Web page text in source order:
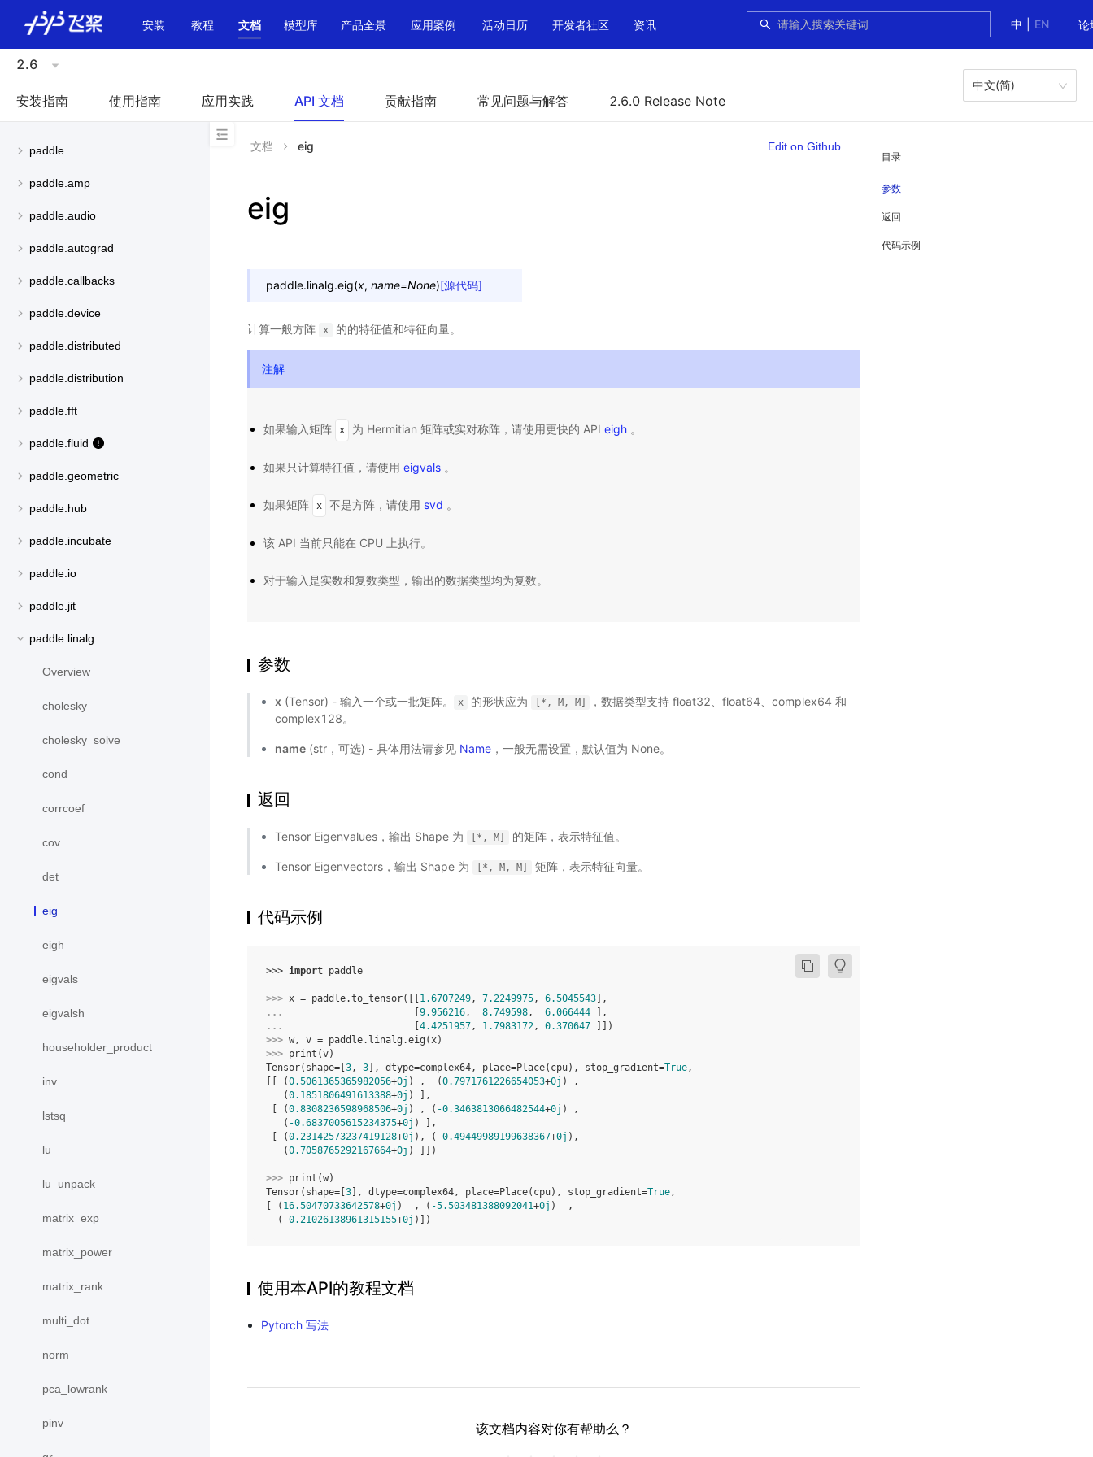
中
EN 论
安装 教程 文档 模型库 产品全景 应用案例 活动日历 开发者社区 资讯
2.6
安装指南 使用指南 应用实践 API 文档 贡献指南 常见问题与解答 2.6.0 Release Note
中文(简)
paddle
paddle.amp
paddle.audio
paddle.autograd
paddle.callbacks
paddle.device
paddle.distributed
paddle.distribution
paddle.fft
paddle.fluid
paddle.geometric
paddle.hub
paddle.incubate
paddle.io
paddle.jit
paddle.linalg
Overview
cholesky
cholesky_solve
cond
corrcoef
cov
det
eig
eigh
eigvals
eigvalsh
householder_product
inv
lstsq
lu
lu_unpack
matrix_exp
matrix_power
matrix_rank
multi_dot
norm
pca_lowrank
pinv
目录
参数
返回
代码示例
文档 eig Edit on Github
eig
paddle.linalg.eig(x, name=None)[源代码]
计算一般方阵 x 的的特征值和特征向量。
注解
如果输入矩阵 x 为 Hermitian 矩阵或实对称阵，请使用更快的 API eigh 。
如果只计算特征值，请使用 eigvals 。
如果矩阵 x 不是方阵，请使用 svd 。
该 API 当前只能在 CPU 上执行。
对于输入是实数和复数类型，输出的数据类型均为复数。
参数
x (Tensor) - 输入一个或一批矩阵。 x 的形状应为 [*, M, M]
，数据类型支持 float32、float64、complex64 和
complex128。
name (str，可选) - 具体用法请参见 Name ，一般无需设置，默认值为 None。
返回
Tensor Eigenvalues，输出 Shape 为 [*, M] 的矩阵，表示特征值。
Tensor Eigenvectors，输出 Shape 为 [*, M, M] 矩阵，表示特征向量。
代码示例
>>> import paddle
>>> x = paddle.to_tensor([[ 1.6707249, 7.2249975, 6.5045543 ],
...
9.956216, 8.749598, 6.066444
],
...
4.4251957, 1.7983172, 0.370647
]])
>>> w, v = paddle. linalg .eig (x)
>>> print (v)
Tensor(shape=[ 3, 3 ], dtype=complex64, place=Place(cpu), stop_gradient=True,
[[ (0.5061365365982056+0j ) ,  (0.7971761226654053+0j ) ,
   (
0.1851806491613388+0j ) ],
[ (0.8308236598968506+0j ) , ( -0.3463813066482544+0j ) ,
   (
-0.6837005615234375+0j ) ],
[ (0.23142573237419128+0j ), ( -0.49449989199638367+0j ),
   (
0.7058765292167664+0j ) ]])
>>> print (w)
Tensor(shape=[ 3 ], dtype=complex64, place=Place(cpu), stop_gradient=True,
[ ( 16.50470733642578+0j )  , ( -5.503481388092041+0j )  ,
  (
-0.21026138961315155+0j )])
使用本API的教程文档
Pytorch 写法
该文档内容对你有帮助么？